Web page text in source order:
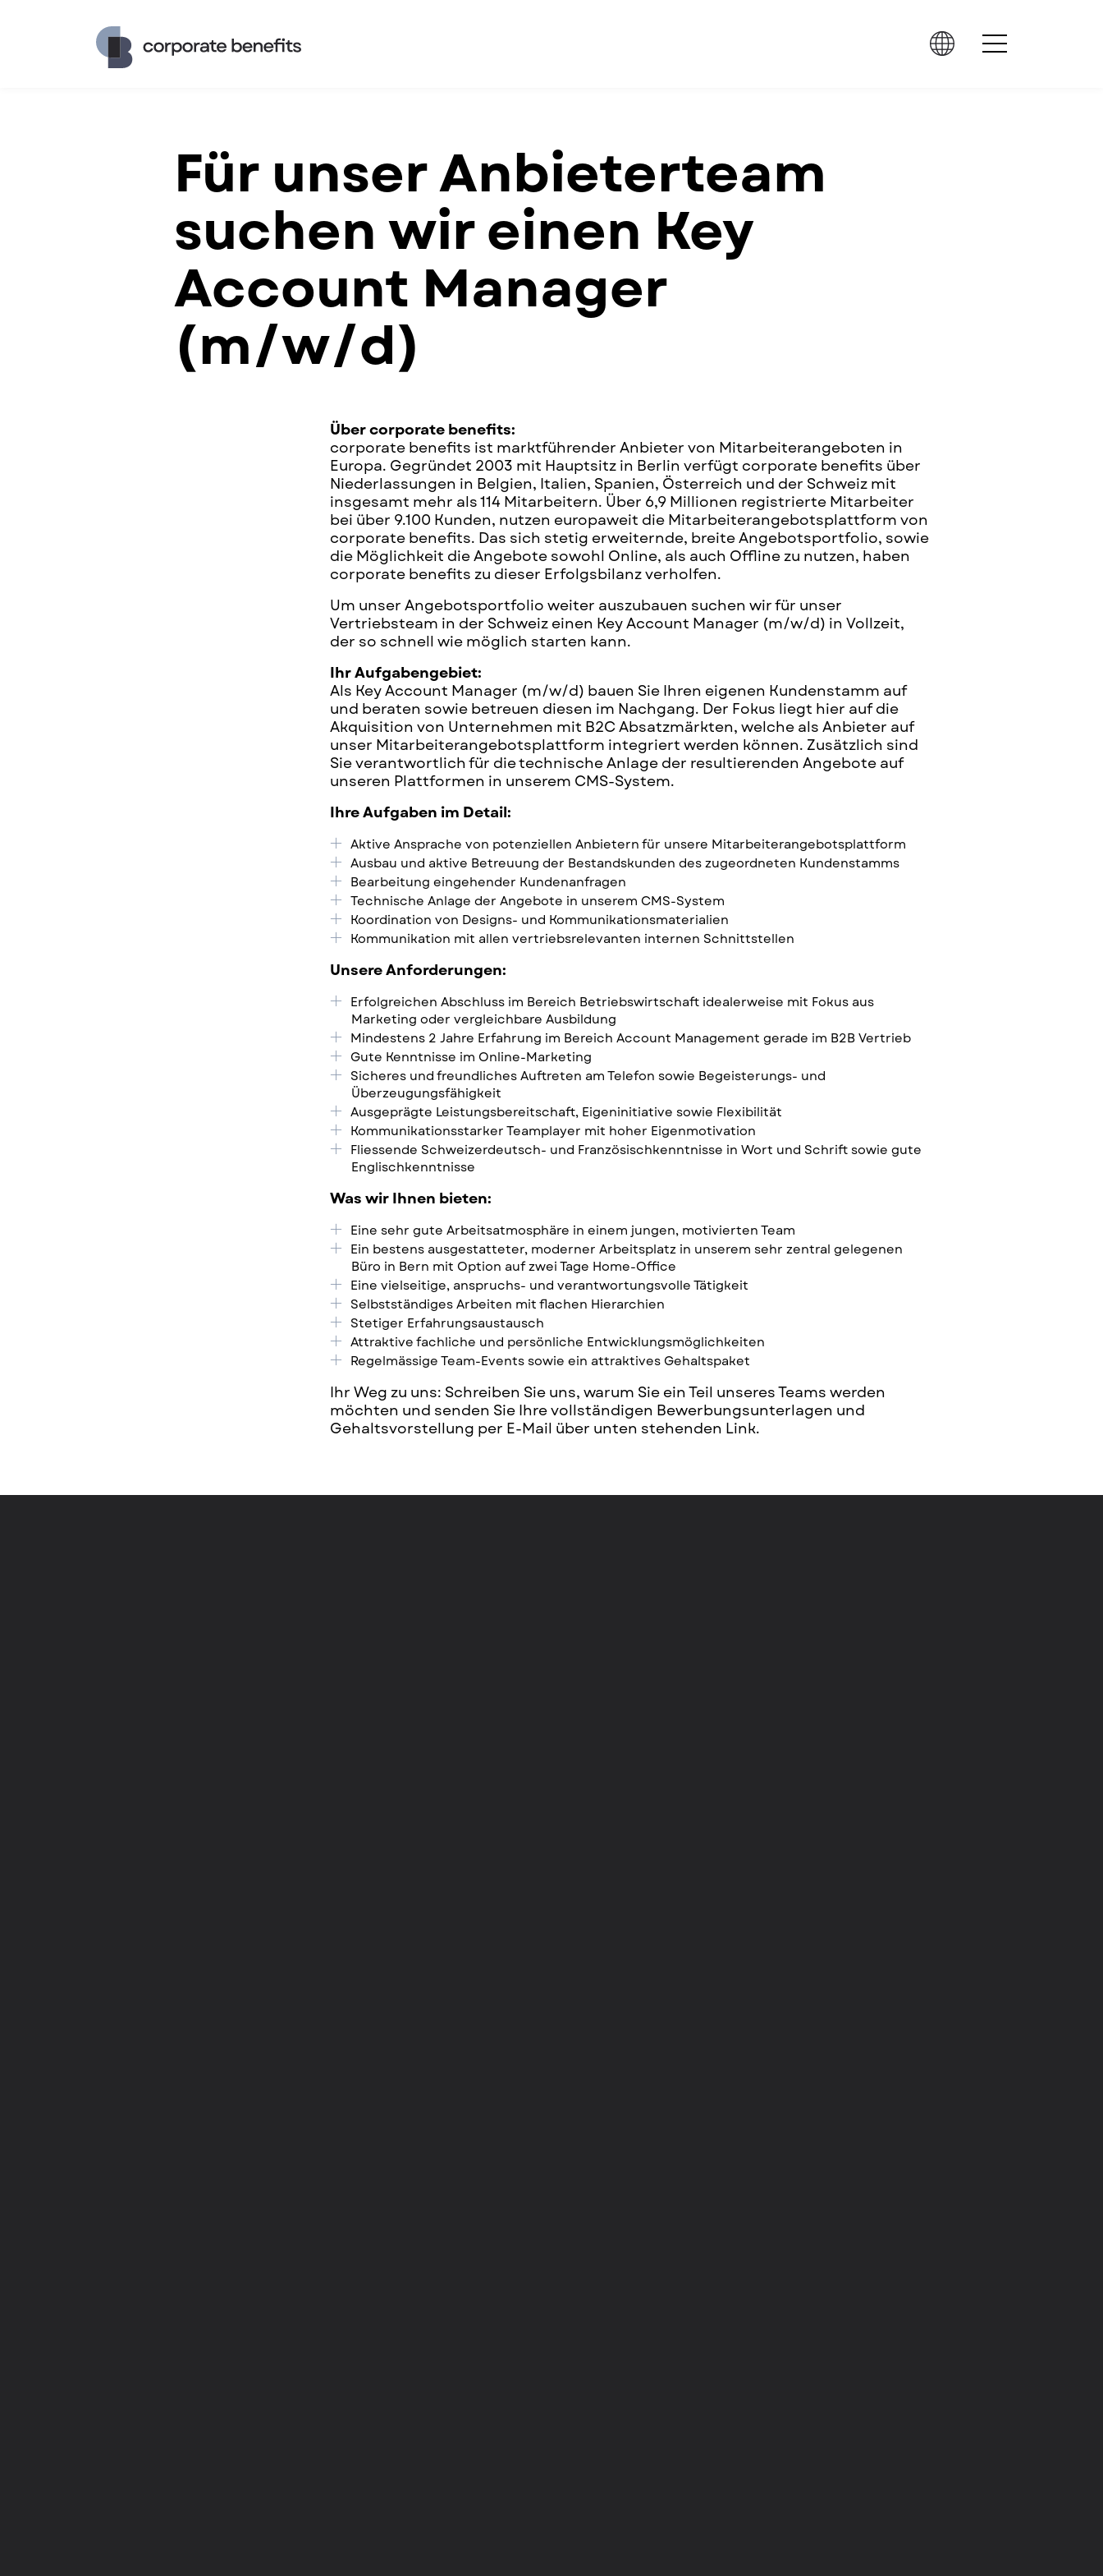
Für unser Anbieterteam
suchen wir einen Key
Account Manager
(m/w/d)
Über corporate benefits:
corporate benefits ist marktführender Anbieter von Mitarbeiterangeboten in
Europa. Gegründet 2003 mit Hauptsitz in Berlin verfügt corporate benefits über
Niederlassungen in Belgien, Italien, Spanien, Österreich und der Schweiz mit
insgesamt mehr als 114 Mitarbeitern. Über 6,9 Millionen registrierte Mitarbeiter
bei über 9.100 Kunden, nutzen europaweit die Mitarbeiterangebotsplattform von
corporate benefits. Das sich stetig erweiternde, breite Angebotsportfolio, sowie
die Möglichkeit die Angebote sowohl Online, als auch Offline zu nutzen, haben
corporate benefits zu dieser Erfolgsbilanz verholfen.
Um unser Angebotsportfolio weiter auszubauen suchen wir für unser
Vertriebsteam in der Schweiz einen Key Account Manager (m/w/d) in Vollzeit,
der so schnell wie möglich starten kann.
Ihr Aufgabengebiet:
Als Key Account Manager (m/w/d) bauen Sie Ihren eigenen Kundenstamm auf
und beraten sowie betreuen diesen im Nachgang. Der Fokus liegt hier auf die
Akquisition von Unternehmen mit B2C Absatzmärkten, welche als Anbieter auf
unser Mitarbeiterangebotsplattform integriert werden können. Zusätzlich sind
Sie verantwortlich für die technische Anlage der resultierenden Angebote auf
unseren Plattformen in unserem CMS-System.
Ihre Aufgaben im Detail:
Aktive Ansprache von potenziellen Anbietern für unsere Mitarbeiterangebotsplattform
Ausbau und aktive Betreuung der Bestandskunden des zugeordneten Kundenstamms
Bearbeitung eingehender Kundenanfragen
Technische Anlage der Angebote in unserem CMS-System
Koordination von Designs- und Kommunikationsmaterialien
Kommunikation mit allen vertriebsrelevanten internen Schnittstellen
Unsere Anforderungen:
Erfolgreichen Abschluss im Bereich Betriebswirtschaft idealerweise mit Fokus aus
Marketing oder vergleichbare Ausbildung
Mindestens 2 Jahre Erfahrung im Bereich Account Management gerade im B2B Vertrieb
Gute Kenntnisse im Online-Marketing
Sicheres und freundliches Auftreten am Telefon sowie Begeisterungs- und
Überzeugungsfähigkeit
Ausgeprägte Leistungsbereitschaft, Eigeninitiative sowie Flexibilität
Kommunikationsstarker Teamplayer mit hoher Eigenmotivation
Fliessende Schweizerdeutsch- und Französischkenntnisse in Wort und Schrift sowie gute
Englischkenntnisse
Was wir Ihnen bieten:
Eine sehr gute Arbeitsatmosphäre in einem jungen, motivierten Team
Ein bestens ausgestatteter, moderner Arbeitsplatz in unserem sehr zentral gelegenen
Büro in Bern mit Option auf zwei Tage Home-Office
Eine vielseitige, anspruchs- und verantwortungsvolle Tätigkeit
Selbstständiges Arbeiten mit flachen Hierarchien
Stetiger Erfahrungsaustausch
Attraktive fachliche und persönliche Entwicklungsmöglichkeiten
Regelmässige Team-Events sowie ein attraktives Gehaltspaket
Ihr Weg zu uns: Schreiben Sie uns, warum Sie ein Teil unseres Teams werden
möchten und senden Sie Ihre vollständigen Bewerbungsunterlagen und
Gehaltsvorstellung per E-Mail über unten stehenden Link.